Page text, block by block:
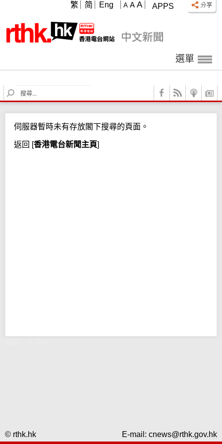
APPS
A A A
繁 简 Eng
選單
S
e
c
h
伺服器暫時未有存放閣下搜尋的頁面。
返回 [香港電台新聞主頁]
© rthk.hk E-mail: cnews@rthk.gov.hk